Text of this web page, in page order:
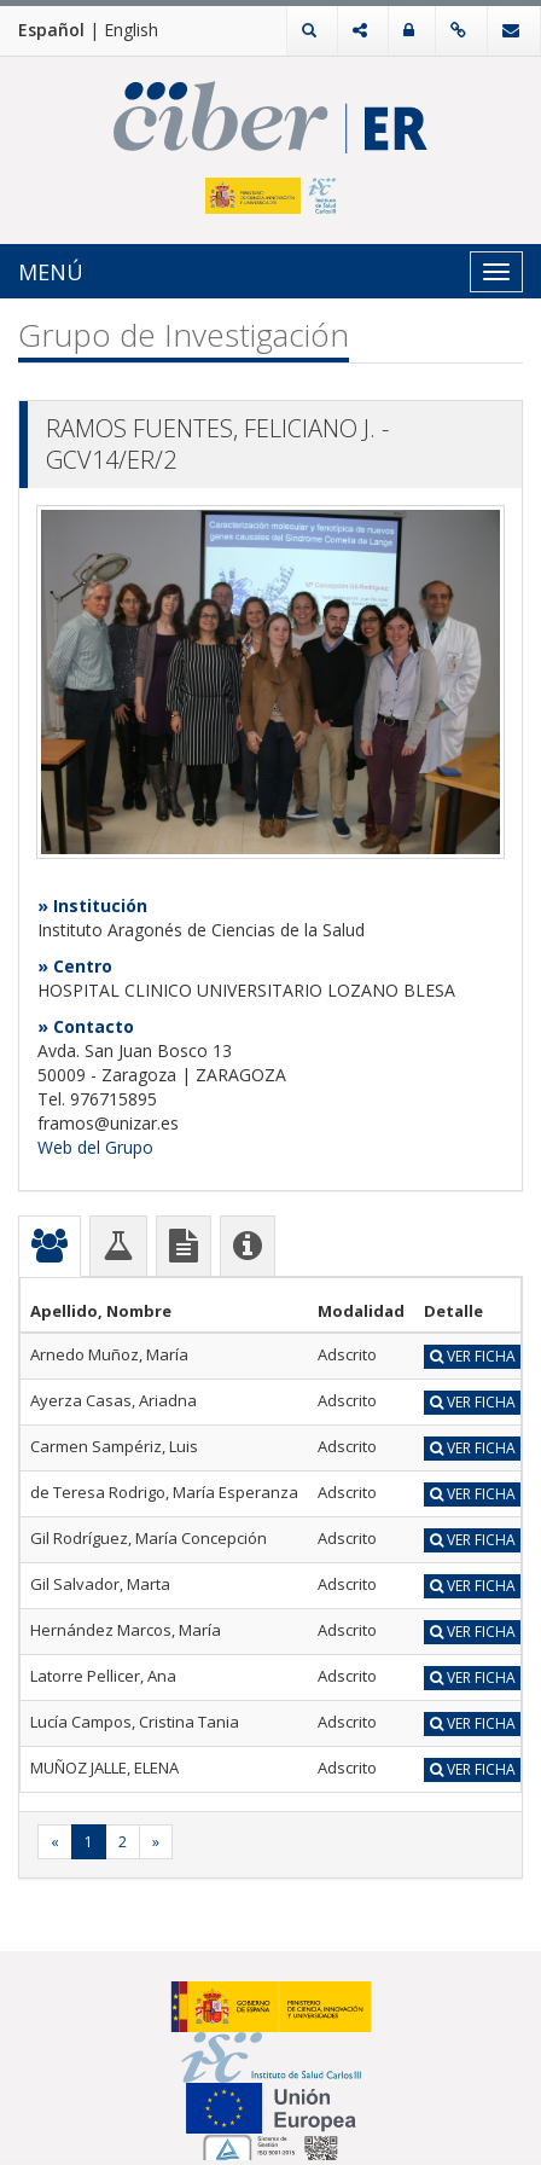
Español | English
MENÚ
Grupo de Investigación
RAMOS FUENTES, FELICIANO J. -
GCV14/ER/2
» Institución
Instituto Aragonés de Ciencias de la Salud
» Centro
HOSPITAL CLINICO UNIVERSITARIO LOZANO BLESA
» Contacto
Avda. San Juan Bosco 13
50009 - Zaragoza | ZARAGOZA
Tel. 976715895
framos@unizar.es
Web del Grupo
Apellido, Nombre Modalidad
Detalle
Arnedo Muñoz, María
Adscrito VER FICHA
Ayerza Casas, Ariadna Adscrito VER FICHA
Carmen Sampériz, Luis Adscrito VER FICHA
de Teresa Rodrigo, María Esperanza Adscrito VER FICHA
Gil Rodríguez, María Concepción Adscrito VER FICHA
Gil Salvador, Marta Adscrito VER FICHA
Hernández Marcos, María Adscrito VER FICHA
Latorre Pellicer, Ana Adscrito VER FICHA
Lucía Campos, Cristina Tania Adscrito VER FICHA
MUÑOZ JALLE, ELENA Adscrito VER FICHA
« 1 2 »